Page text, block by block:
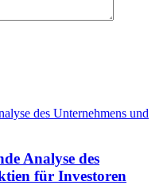
Analyse des
für Investoren